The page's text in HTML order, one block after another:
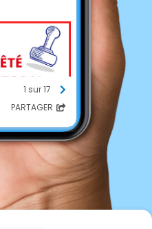
1 sur 17
PARTAGER